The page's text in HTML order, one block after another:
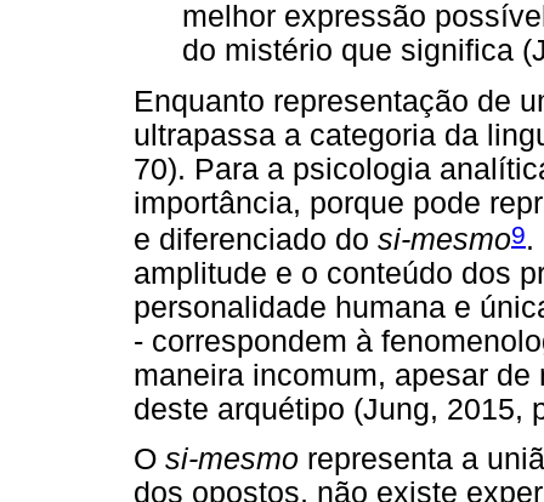
melhor expressão
do mistério que significa
Enquanto representação de
ultrapassa a categoria da
70). Para a psicologia
importância, porque pode
e diferenciado do si-mesmo9.
amplitude e o conteúdo dos
personalidade humana e
- correspondem à
maneira incomum, apesar
deste arquétipo (Jung, 2015,
O si-mesmo representa a
dos opostos, não existe